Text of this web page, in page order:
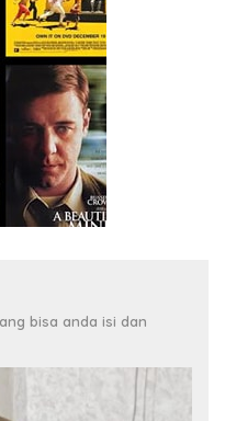
bisa anda isi dan